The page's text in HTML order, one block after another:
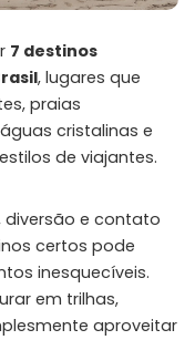
7 destinos
, lugares que
praias
cristalinas e
de viajantes.
diversão e contato
certos pode
inesquecíveis.
em trilhas,
aproveitar